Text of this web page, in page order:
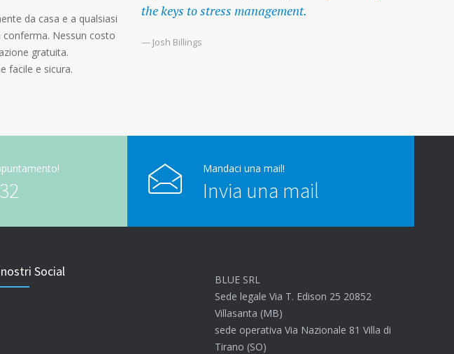
da casa e a qualsiasi
conferma. Nessun costo
gratuita.
facile e sicura.
the keys to stress management.
— Josh Billings
Mandaci una mail!
Invia una mail
Social
BLUE SRL
Sede legale Via T. Edison 25 20852
Villasanta (MB)
sede operativa Via Nazionale 81 Villa di
Tirano (SO)